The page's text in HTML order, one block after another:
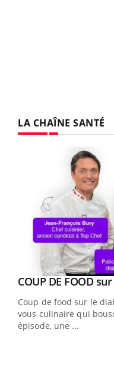
LA CHAÎNE SANTÉ
Youtube
COUP DE FOOD
Coup de food sur le
vous culinaire qui
épisode, une ...